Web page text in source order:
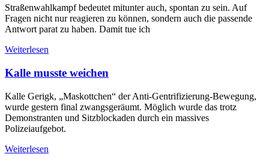
Straßenwahlkampf bedeutet mitunter auch, spontan zu sein. Auf
Fragen nicht nur reagieren zu können, sondern auch die passende
Antwort parat zu haben. Damit tue ich
Weiterlesen
Kalle musste weichen
Kalle Gerigk, „Maskottchen“ der Anti-Gentrifizierung-Bewegung,
wurde gestern final zwangsgeräumt. Möglich wurde das trotz
Demonstranten und Sitzblockaden durch ein massives
Polizeiaufgebot.
Weiterlesen